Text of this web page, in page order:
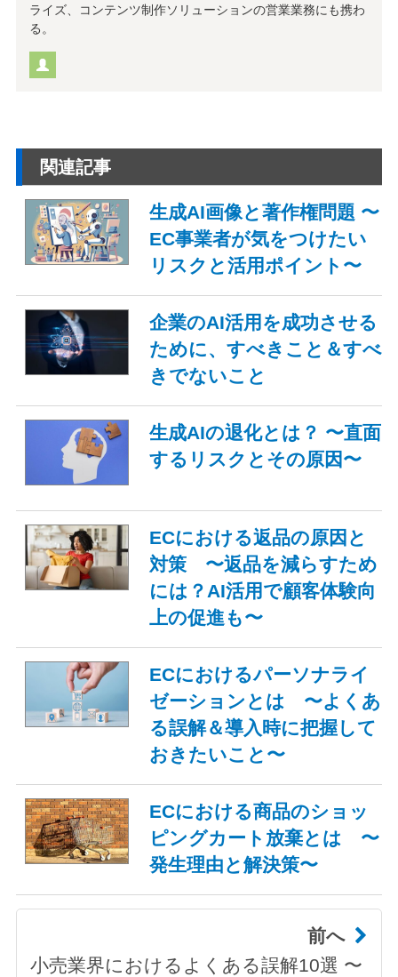
ライズ、コンテンツ制作ソリューションの営業業務にも携わ
る。
関連記事
生成AI画像と著作権問題 〜
EC事業者が気をつけたい
リスクと活用ポイント〜
企業のAI活用を成功させる
ために、すべきこと＆すべ
きでないこと
生成AIの退化とは？ 〜直面
するリスクとその原因〜
ECにおける返品の原因と
対策 〜返品を減らすため
には？AI活用で顧客体験向
上の促進も〜
ECにおけるパーソナライ
ゼーションとは 〜よくあ
る誤解＆導入時に把握して
おきたいこと〜
ECにおける商品のショッ
ピングカート放棄とは 〜
発生理由と解決策〜
前へ
小売業界におけるよくある誤解10選 〜